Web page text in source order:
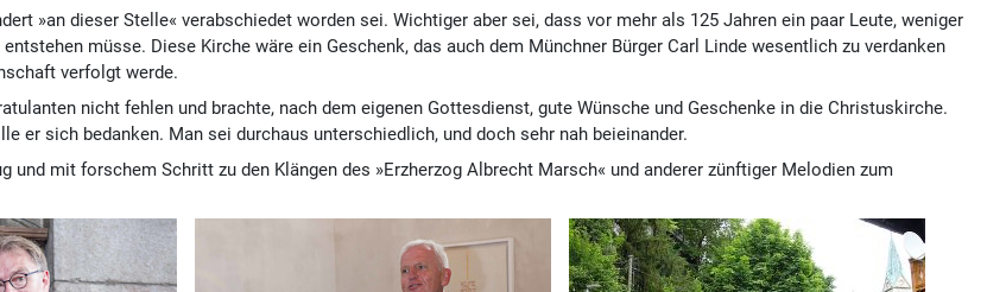
»an dieser Stelle« verabschiedet worden sei. Wichtiger aber sei, dass vor mehr als 125 Jahren ein paar Leute, weniger
müsse. Diese Kirche wäre ein Geschenk, das auch dem Münchner Bürger Carl Linde wesentlich zu verdanken
verfolgt werde.
nicht fehlen und brachte, nach dem eigenen Gottesdienst, gute Wünsche und Geschenke in die Christuskirche.
sich bedanken. Man sei durchaus unterschiedlich, und doch sehr nah beieinander.
und mit forschem Schritt zu den Klängen des »Erzherzog Albrecht Marsch« und anderer zünftiger Melodien zum